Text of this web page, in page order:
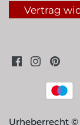
Vertrag
Urheberrecht ©